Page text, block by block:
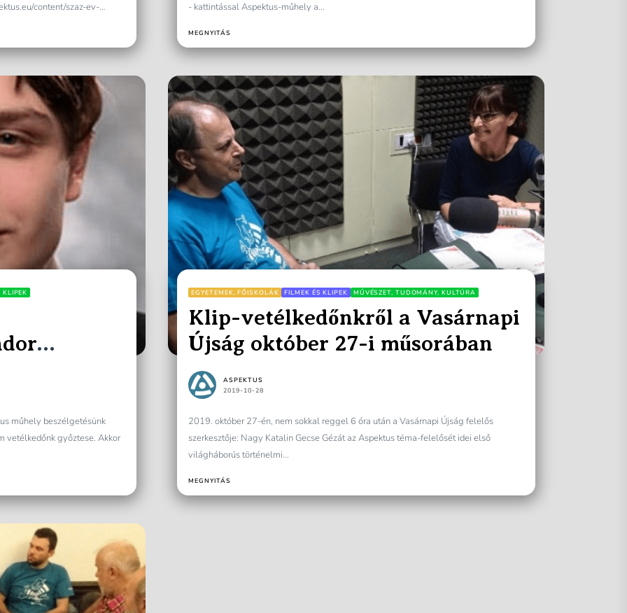
content/szaz-ev-
- kattintással Aspektus-műhely a...
MEGNYITÁS
KLIPEK
műhely beszélgetésünk
vetélkedőnk győztese. Akkor
EGYETEMEK, FŐISKOLÁK FILMEK ÉS KLIPEK MŰVÉSZET, TUDOMÁNY, KULTÚRA
Klip-vetélkedőnkről a Vasárnapi
Újság október 27-i műsorában
ASPEKTUS
2019-10-28
2019. október 27-én, nem sokkal reggel 6 óra után a Vasárnapi Újság felelős
szerkesztője: Nagy Katalin Gecse Gézát az Aspektus téma-felelősét idei első
világháborús történelmi...
MEGNYITÁS